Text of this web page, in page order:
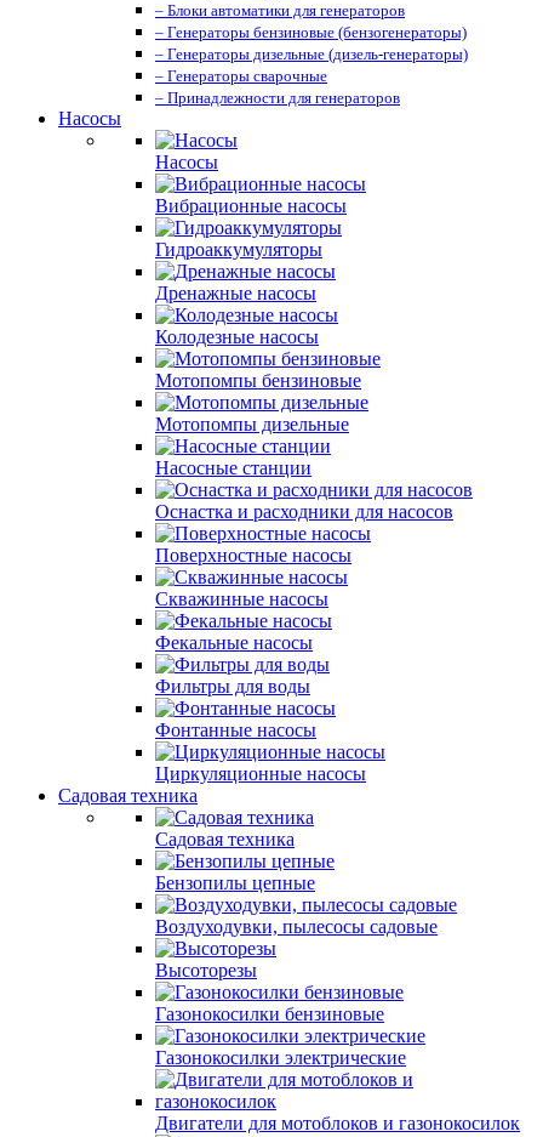
– Блоки автоматики для генераторов
– Генераторы бензиновые (бензогенераторы)
– Генераторы дизельные (дизель-генераторы)
– Генераторы сварочные
– Принадлежности для генераторов
Насосы
Насосы
Вибрационные насосы
Гидроаккумуляторы
Дренажные насосы
Колодезные насосы
Мотопомпы бензиновые
Мотопомпы дизельные
Насосные станции
Оснастка и расходники для насосов
Поверхностные насосы
Скважинные насосы
Фекальные насосы
Фильтры для воды
Фонтанные насосы
Циркуляционные насосы
Садовая техника
Садовая техника
Бензопилы цепные
Воздуходувки, пылесосы садовые
Высоторезы
Газонокосилки бензиновые
Газонокосилки электрические
Двигатели для мотоблоков и газонокосилок